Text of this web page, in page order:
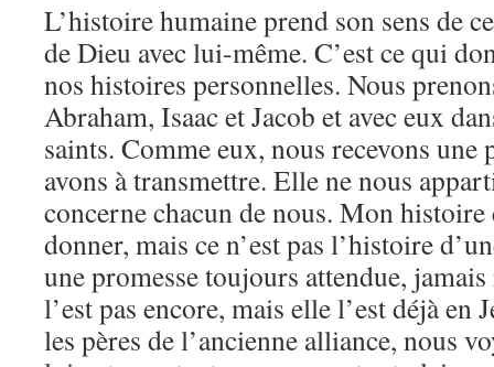
L’histoire humaine prend son sens de
de Dieu avec lui-même. C’est ce qui
nos histoires personnelles. Nous
Abraham, Isaac et Jacob et avec eux
saints. Comme eux, nous recevons une
avons à transmettre. Elle ne nous
concerne chacun de nous. Mon histoire
donner, mais ce n’est pas l’histoire
une promesse toujours attendue,
l’est pas encore, mais elle l’est déjà en
les pères de l’ancienne alliance, nous